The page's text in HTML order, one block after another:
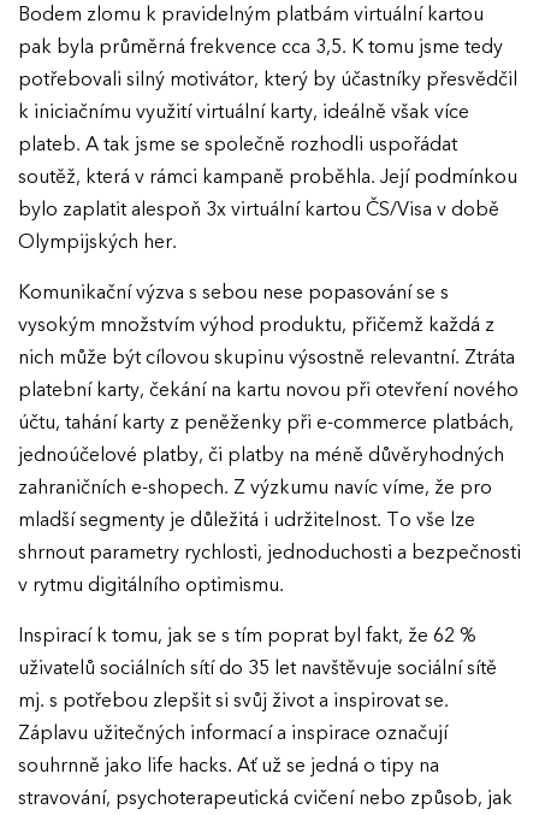
EFFIE 2026
Bodem zlomu k pravidelným platbám virtuální kartou
pak byla průměrná frekvence cca 3,5. K tomu jsme tedy
potřebovali silný motivátor, který by účastníky přesvědčil
k iniciačnímu využití virtuální karty, ideálně však více
plateb. A tak jsme se společně rozhodli uspořádat
soutěž, která v rámci kampaně proběhla. Její podmínkou
bylo zaplatit alespoň 3x virtuální kartou ČS/Visa v době
Olympijských her.
Komunikační výzva s sebou nese popasování se s
vysokým množstvím výhod produktu, přičemž každá z
nich může být cílovou skupinu výsostně relevantní. Ztráta
platební karty, čekání na kartu novou při otevření nového
účtu, tahání karty z peněženky při e-commerce platbách,
jednoúčelové platby, či platby na méně důvěryhodných
zahraničních e-shopech. Z výzkumu navíc víme, že pro
mladší segmenty je důležitá i udržitelnost. To vše lze
shrnout parametry rychlosti, jednoduchosti a bezpečnosti
v rytmu digitálního optimismu.
Inspirací k tomu, jak se s tím poprat byl fakt, že 62 %
uživatelů sociálních sítí do 35 let navštěvuje sociální sítě
mj. s potřebou zlepšit si svůj život a inspirovat se.
Záplavu užitečných informací a inspirace označují
souhrnně jako life hacks. Ať už se jedná o tipy na
stravování, psychoterapeutická cvičení nebo způsob, jak